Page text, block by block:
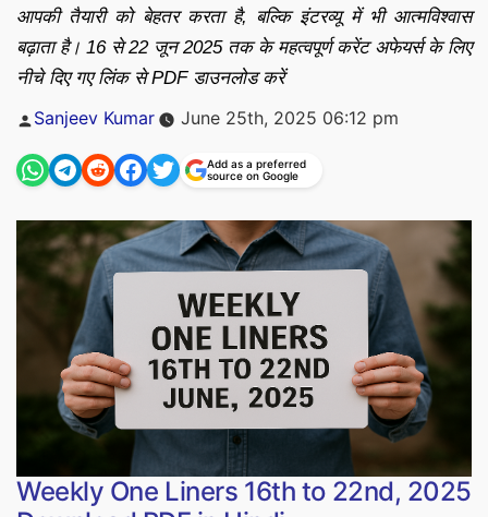
आपकी तैयारी को बेहतर करता है, बल्कि इंटरव्यू में भी आत्मविश्वास
बढ़ाता है। 16 से 22 जून 2025 तक के महत्वपूर्ण करेंट अफेयर्स के लिए
नीचे दिए गए लिंक से PDF डाउनलोड करें
Posted
Sanjeev Kumar June 25th, 2025 06:12 pm
Add as a preferred
source on Google
Weekly One Liners 16th to 22nd, 2025